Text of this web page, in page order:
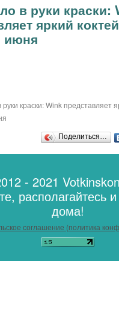
в руки краски:
яркий
июня
краски: Wink представляет
Поделиться…
- 2021
располагайтесь и
дома!
соглашение (политика